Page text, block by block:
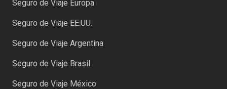
Seguro de Viaje Europa
Seguro de Viaje EE.UU.
Seguro de Viaje Argentina
Seguro de Viaje Brasil
Seguro de Viaje México